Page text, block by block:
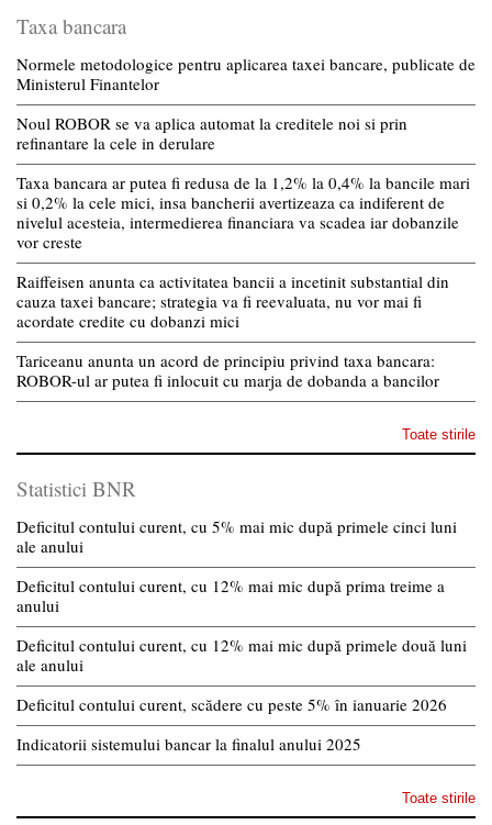
Taxa bancara
Normele metodologice pentru aplicarea taxei bancare, publicate de
Ministerul Finantelor
Noul ROBOR se va aplica automat la creditele noi si prin
refinantare la cele in derulare
Taxa bancara ar putea fi redusa de la 1,2% la 0,4% la bancile mari
si 0,2% la cele mici, insa bancherii avertizeaza ca indiferent de
nivelul acesteia, intermedierea financiara va scadea iar dobanzile
vor creste
Raiffeisen anunta ca activitatea bancii a incetinit substantial din
cauza taxei bancare; strategia va fi reevaluata, nu vor mai fi
acordate credite cu dobanzi mici
Tariceanu anunta un acord de principiu privind taxa bancara:
ROBOR-ul ar putea fi inlocuit cu marja de dobanda a bancilor
Toate stirile
Statistici BNR
Deficitul contului curent, cu 5% mai mic după primele cinci luni
ale anului
Deficitul contului curent, cu 12% mai mic după prima treime a
anului
Deficitul contului curent, cu 12% mai mic după primele două luni
ale anului
Deficitul contului curent, scădere cu peste 5% în ianuarie 2026
Indicatorii sistemului bancar la finalul anului 2025
Toate stirile